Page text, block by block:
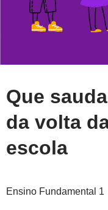
Que
da volta
escola
Ensino Fundamental 1